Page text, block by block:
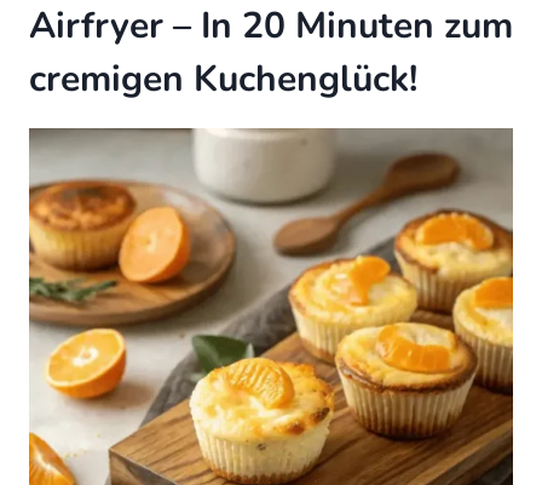
Airfryer – In 20 Minuten zum
cremigen Kuchenglück!